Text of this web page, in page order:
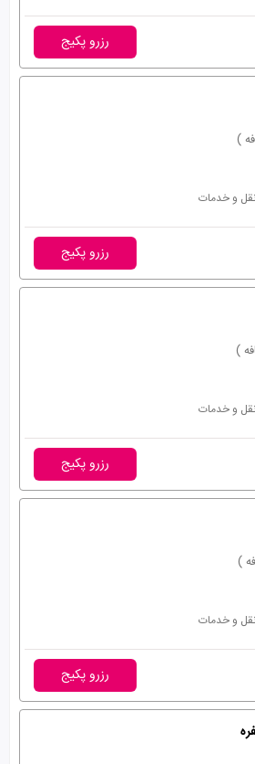
رزرو پکیج
)
و خدمات
رزرو پکیج
)
و خدمات
رزرو پکیج
)
و خدمات
رزرو پکیج